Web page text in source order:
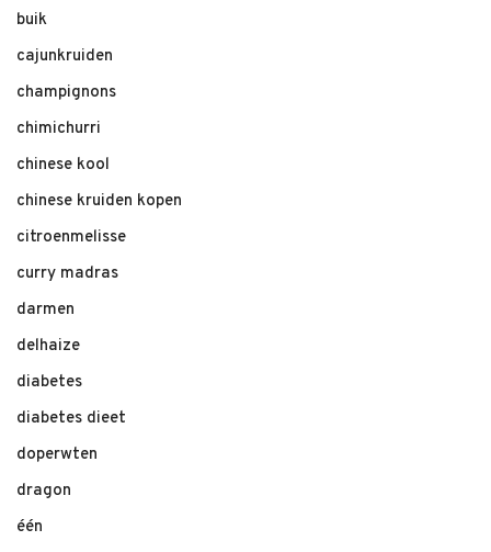
buik
cajunkruiden
champignons
chimichurri
chinese kool
chinese kruiden kopen
citroenmelisse
curry madras
darmen
delhaize
diabetes
diabetes dieet
doperwten
dragon
één